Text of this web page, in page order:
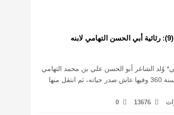
وُلد الشاعر أبو الحسن علي بن محمد التهامي
بمكة حوالي سنة 360 وفيها عاش صدر حياته، ثم انتقل منها
13676
0